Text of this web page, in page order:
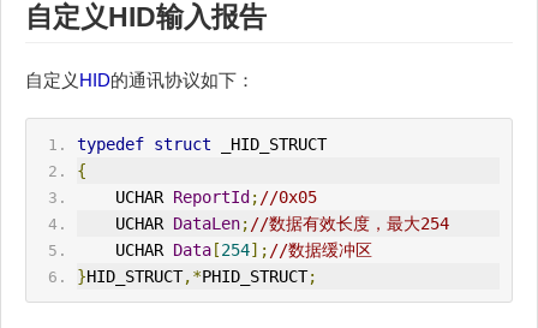
自定义HID输入报告
自定义 HID的通讯协议如下：
typedef struct _HID_STRUCT
{
    UCHAR
ReportId ; //0x05
    UCHAR
DataLen; //数据有效长度，最大254
    UCHAR
Data[254]; //数据缓冲区
}HID_STRUCT,*PHID_STRUCT;